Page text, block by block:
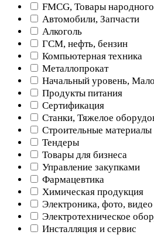
FMCG, Товары
Автомобили, Запчасти
Алкоголь
ГСМ, нефть, бензин
Компьютерная техника
Металлопрокат
Начальный уровень,
Продукты питания
Сертификация
Станки, Тяжелое
Строительные материалы
Тендеры
Товары для бизнеса
Управление закупками
Фармацевтика
Химическая продукция
Электроника, фото, видео
Электротехническое
Инсталляция и сервис